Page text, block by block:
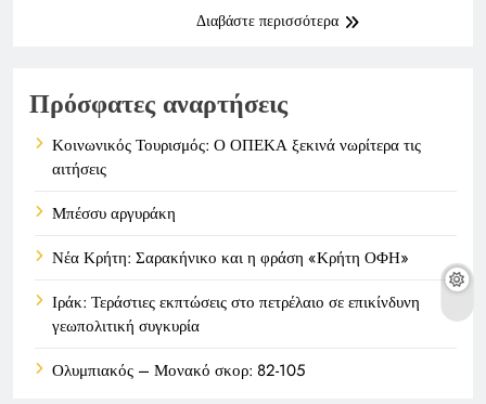
Διαβάστε περισσότερα
Πρόσφατες αναρτήσεις
Κοινωνικός Τουρισμός: Ο ΟΠΕΚΑ ξεκινά νωρίτερα τις
αιτήσεις
Μπέσσυ αργυράκη
Νέα Κρήτη: Σαρακήνικο και η φράση «Κρήτη ΟΦΗ»
Ιράκ: Τεράστιες εκπτώσεις στο πετρέλαιο σε επικίνδυνη
γεωπολιτική συγκυρία
Ολυμπιακός – Μονακό σκορ: 82-105